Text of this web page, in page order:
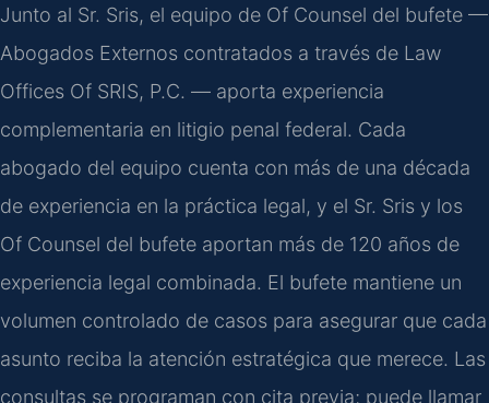
Junto al Sr. Sris, el equipo de Of Counsel del bufete —
Abogados Externos contratados a través de Law
Offices Of SRIS, P.C. — aporta experiencia
complementaria en litigio penal federal. Cada
abogado del equipo cuenta con más de una década
de experiencia en la práctica legal, y el Sr. Sris y los
Of Counsel del bufete aportan más de 120 años de
experiencia legal combinada. El bufete mantiene un
volumen controlado de casos para asegurar que cada
asunto reciba la atención estratégica que merece. Las
consultas se programan con cita previa; puede llamar